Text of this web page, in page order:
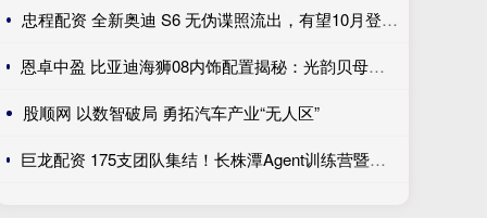
忠程配资 全新奥迪 S6 无伪谍照流出，有望10月登陆巴黎车展完成首秀!
恩卓中盈 比亚迪海狮08内饰配置揭秘：光韵贝母饰条搭配25扬帝瓦雷音响登场
股顺网 以数智破局 勇拓汽车产业“无人区”
巨龙配资 175支团队集结！长株潭Agent训练营暨创新开发大赛第一期训练营开讲